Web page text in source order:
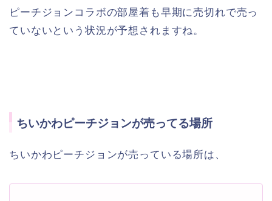
ピーチジョンコラボの部屋着も早期に売切れで売っ
ていないという状況が予想されますね。
ちいかわピーチジョンが売ってる場所
ちいかわピーチジョンが売っている場所は、